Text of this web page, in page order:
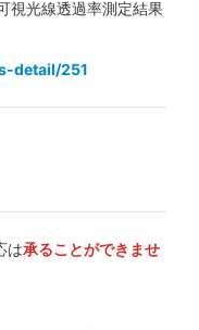
視光線透過率測定結果
detail/251
は承ることができませ